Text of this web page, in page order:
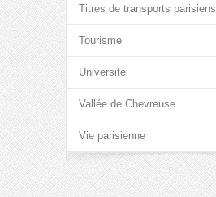
Titres de transports parisiens
Tourisme
Université
Vallée de Chevreuse
Vie parisienne